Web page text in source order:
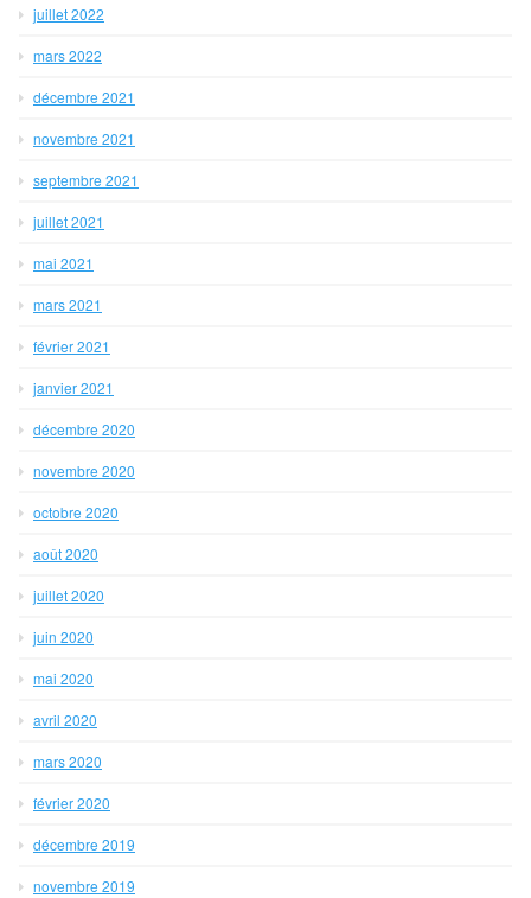
juillet 2022
mars 2022
décembre 2021
novembre 2021
septembre 2021
juillet 2021
mai 2021
mars 2021
février 2021
janvier 2021
décembre 2020
novembre 2020
octobre 2020
août 2020
juillet 2020
juin 2020
mai 2020
avril 2020
mars 2020
février 2020
décembre 2019
novembre 2019